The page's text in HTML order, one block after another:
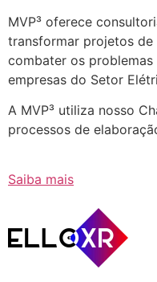
MVP³ oferece
transformar projetos de
combater os
empresas do Setor
A MVP³ utiliza nosso
processos de
Saiba mais